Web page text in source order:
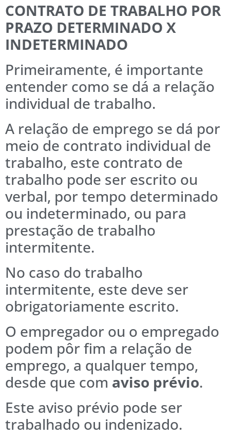
CONTRATO DE TRABALHO POR
PRAZO DETERMINADO X
INDETERMINADO
Primeiramente, é importante
entender como se dá a relação
individual de trabalho.
A relação de emprego se dá por
meio de contrato individual de
trabalho, este contrato de
trabalho pode ser escrito ou
verbal, por tempo determinado
ou indeterminado, ou para
prestação de trabalho
intermitente.
No caso do trabalho
intermitente, este deve ser
obrigatoriamente escrito.
O empregador ou o empregado
podem pôr fim a relação de
emprego, a qualquer tempo,
desde que com aviso prévio.
Este aviso prévio pode ser
trabalhado ou indenizado.